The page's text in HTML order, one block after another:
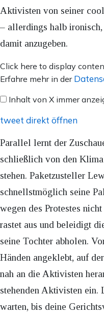
Aktivisten von seiner
– allerdings halb
damit anzugeben.
Inhalt
von
anzeigen
Click here to display
Erfahre mehr in der
Inhalt von X immer
tweet direkt öffnen
Parallel lernt der
schließlich von den
stehen. Paketzusteller
schnellstmöglich seine
wegen des Protestes
rastet aus und beleidigt
seine Tochter abholen.
Händen angeklebt, auf
nah an die Aktivisten
stehenden Aktivisten ein.
warten, bis deine